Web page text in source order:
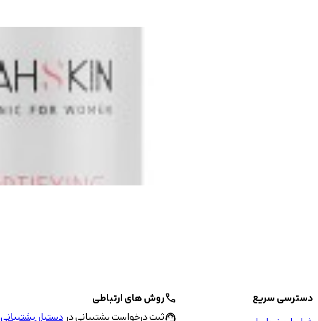
دسترسی سریع
callروش های ارتباطی
support_agentثبت درخواست پشتیبانی دردستیار پشتیبانی